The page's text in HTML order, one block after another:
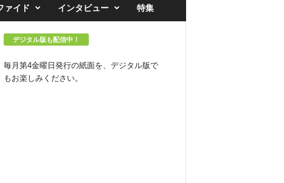
ァイド インタビュー 特集
デジタル版も配信中！
毎月第4金曜日発行の紙面を、デジタル版で
もお楽しみください。